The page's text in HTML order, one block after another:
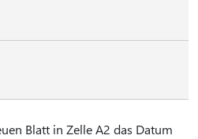
Blatt in Zelle A2 das Datum